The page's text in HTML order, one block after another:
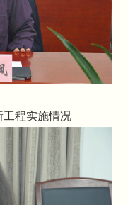
工程实施情况